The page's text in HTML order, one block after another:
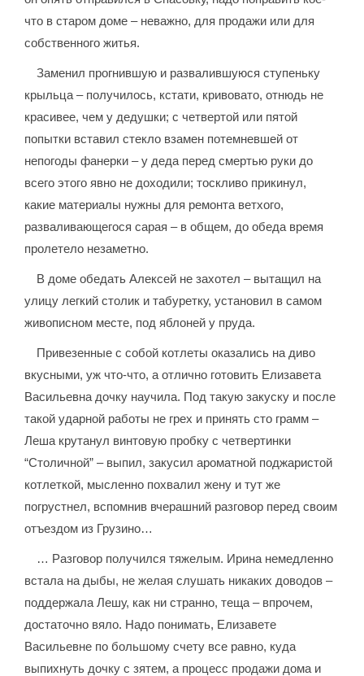
что в старом доме – неважно, для продажи или для
собственного житья.
Заменил прогнившую и развалившуюся ступеньку
крыльца – получилось, кстати, кривовато, отнюдь не
красивее, чем у дедушки; с четвертой или пятой
попытки вставил стекло взамен потемневшей от
непогоды фанерки – у деда перед смертью руки до
всего этого явно не доходили; тоскливо прикинул,
какие материалы нужны для ремонта ветхого,
разваливающегося сарая – в общем, до обеда время
пролетело незаметно.
В доме обедать Алексей не захотел – вытащил на
улицу легкий столик и табуретку, установил в самом
живописном месте, под яблоней у пруда.
Привезенные с собой котлеты оказались на диво
вкусными, уж что-что, а отлично готовить Елизавета
Васильевна дочку научила. Под такую закуску и после
такой ударной работы не грех и принять сто грамм –
Леша крутанул винтовую пробку с четвертинки
“Столичной” – выпил, закусил ароматной поджаристой
котлеткой, мысленно похвалил жену и тут же
погрустнел, вспомнив вчерашний разговор перед своим
отъездом из Грузино…
… Разговор получился тяжелым. Ирина немедленно
встала на дыбы, не желая слушать никаких доводов –
поддержала Лешу, как ни странно, теща – впрочем,
достаточно вяло. Надо понимать, Елизавете
Васильевне по большому счету все равно, куда
выпихнуть дочку с зятем, а процесс продажи дома и